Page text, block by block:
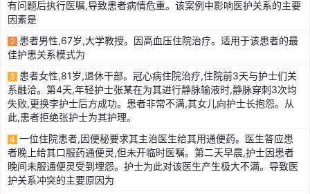
有问题后执行医嘱,导致患者病情危重。该案例中影响医护关系的主要
因素是
2 患者男性,67岁,大学教授。因高血压住院治疗。适用于该患者的最
佳护患关系模式为
3 患者女性,81岁,退休干部。冠心病住院治疗,住院前3天与护士们关
系融洽。第4天,年轻护士张某在为其进行静脉输液时,静脉穿刺3次均
失败,更换李护士后方成功。患者非常不满,其女儿向护士长抱怨。从
此,患者拒绝张护士为其护理。
4 一位住院患者,因便秘要求其主治医生给其用通便药。医生答应患
者晚上给其口服药通便灵,但未开临时医嘱。第二天早晨,护士因患者
晚间未服通便灵受到埋怨。护士为此对该医生产生极大不满。导致医
护关系冲突的主要原因为